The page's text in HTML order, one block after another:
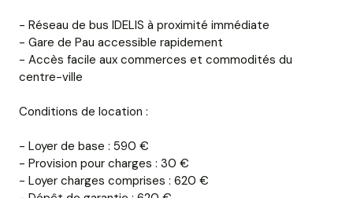
- Réseau de bus IDELIS à proximité immédiate
- Gare de Pau accessible rapidement
- Accès facile aux commerces et commodités du
centre-ville
Conditions de location :
- Loyer de base : 590 €
- Provision pour charges : 30 €
- Loyer charges comprises : 620 €